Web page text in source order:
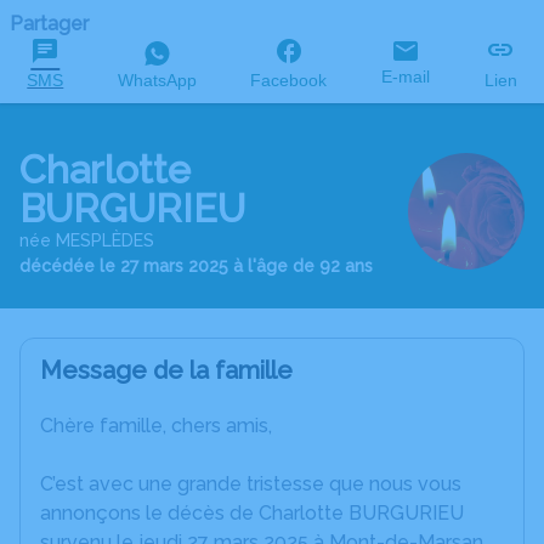
Partager
SMS WhatsApp Facebook E-mail Lien
Charlotte
BURGURIEU
née MESPLÈDES
décédée le 27 mars 2025 à l'âge de 92 ans
Message de la famille
Chère famille, chers amis,
C’est avec une grande tristesse que nous vous
annonçons le décès de Charlotte BURGURIEU